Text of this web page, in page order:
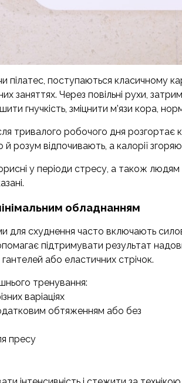
чи пілатес, поступаються класичному
заняттях. Через повільні рухи,
гнучкість, зміцнити м’язи кора,
тривалого робочого дня
розум відпочивають, а калорії
у періоди стресу, а також людям
обладнанням
для схуднення часто включають
підтримувати результат
або еластичних стрічок.
тренування:
варіаціях
обтяженням або без
пресу